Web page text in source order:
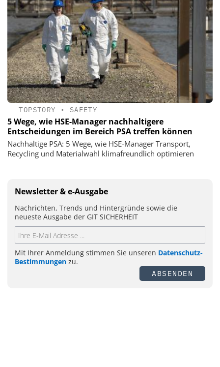
TOPSTORY • SAFETY
5 Wege, wie HSE-Manager nachhaltigere
Entscheidungen im Bereich PSA treffen können
Nachhaltige PSA: 5 Wege, wie HSE-Manager Transport,
Recycling und Materialwahl klimafreundlich optimieren
Newsletter & e-Ausgabe
Nachrichten, Trends und Hintergründe sowie die
neueste Ausgabe der GIT SICHERHEIT
Mit Ihrer Anmeldung stimmen Sie unseren Datenschutz-
Bestimmungen zu.
ABSENDEN